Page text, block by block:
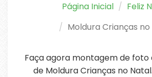
Página Inicial
Feliz
Moldura Crianças
Faça agora montagem de
de Moldura Crianças no